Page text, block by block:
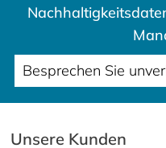
Besprechen Sie
Unsere Kunden